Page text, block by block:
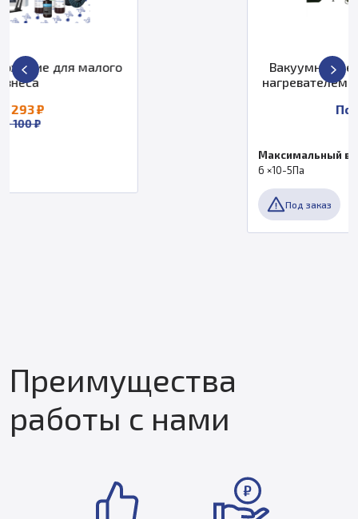
Вакуумная печь с вольфрамовым
нагревателем DMING DM-WSL-
Максимальный вакуум
Преимущества
работы с нами